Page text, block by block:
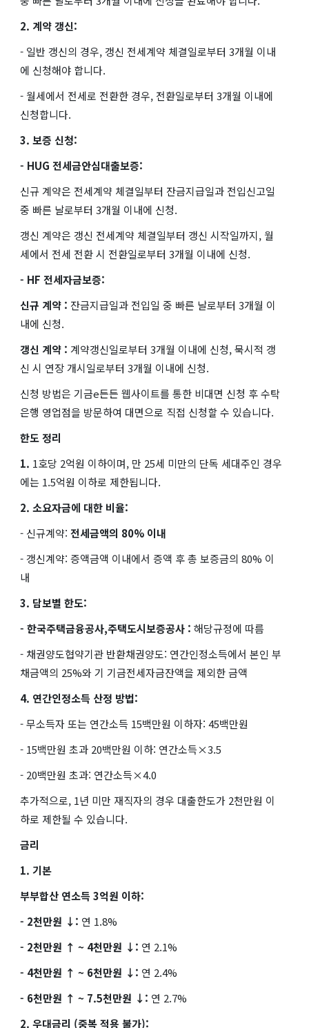
2. 계약 갱신:
- 일반 갱신의 경우, 갱신 전세계약 체결일로부터 3개월 이내
에 신청해야 합니다.
- 월세에서 전세로 전환한 경우, 전환일로부터 3개월 이내에
신청합니다.
3. 보증 신청:
- HUG 전세금안심대출보증:
신규 계약은 전세계약 체결일부터 잔금지급일과 전입신고일
중 빠른 날로부터 3개월 이내에 신청.
갱신 계약은 갱신 전세계약 체결일부터 갱신 시작일까지, 월
세에서 전세 전환 시 전환일로부터 3개월 이내에 신청.
- HF 전세자금보증:
신규 계약 : 잔금지급일과 전입일 중 빠른 날로부터 3개월 이
내에 신청.
갱신 계약 : 계약갱신일로부터 3개월 이내에 신청, 묵시적 갱
신 시 연장 개시일로부터 3개월 이내에 신청.
신청 방법은 기금e든든 웹사이트를 통한 비대면 신청 후 수탁
은행 영업점을 방문하여 대면으로 직접 신청할 수 있습니다.
한도 정리
1. 1호당 2억원 이하이며, 만 25세 미만의 단독 세대주인 경우
에는 1.5억원 이하로 제한됩니다.
2. 소요자금에 대한 비율:
- 신규계약: 전세금액의 80% 이내
- 갱신계약: 증액금액 이내에서 증액 후 총 보증금의 80% 이
내
3. 담보별 한도:
- 한국주택금융공사,주택도시보증공사 : 해당규정에 따름
- 채권양도협약기관 반환채권양도: 연간인정소득에서 본인 부
채금액의 25%와 기 기금전세자금잔액을 제외한 금액
4. 연간인정소득 산정 방법:
- 무소득자 또는 연간소득 15백만원 이하자: 45백만원
- 15백만원 초과 20백만원 이하: 연간소득×3.5
- 20백만원 초과: 연간소득×4.0
추가적으로, 1년 미만 재직자의 경우 대출한도가 2천만원 이
하로 제한될 수 있습니다.
금리
1. 기본
부부합산 연소득 3억원 이하:
- 2천만원 ↓: 연 1.8%
- 2천만원 ↑ ~ 4천만원 ↓: 연 2.1%
- 4천만원 ↑ ~ 6천만원 ↓: 연 2.4%
- 6천만원 ↑ ~ 7.5천만원 ↓: 연 2.7%
2. 우대금리 (중복 적용 불가):